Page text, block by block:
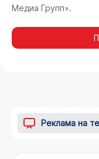
Медиа Групп».
Реклама на